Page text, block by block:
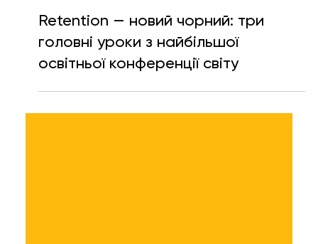
8 трав.
Читати 3 хв
Retention — новий чорний: три
головні уроки з найбільшої
освітньої конференції світу